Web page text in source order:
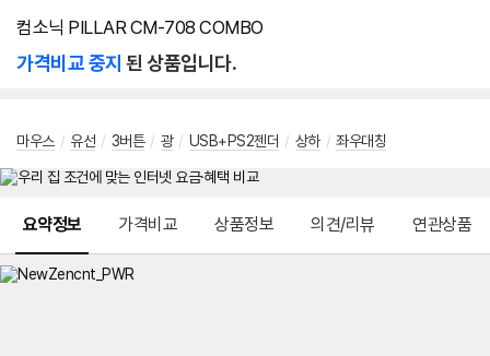
컴소닉 PILLAR CM-708 COMBO
가격비교 중지 된 상품입니다.
마우스 / 유선 / 3버튼 / 광 / USB+PS2젠더 / 상하 / 좌우대칭
요약정보 가격비교 상품정보 의견/리뷰 연관상품